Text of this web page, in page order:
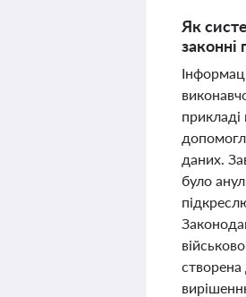
Як
законні
даних.
було